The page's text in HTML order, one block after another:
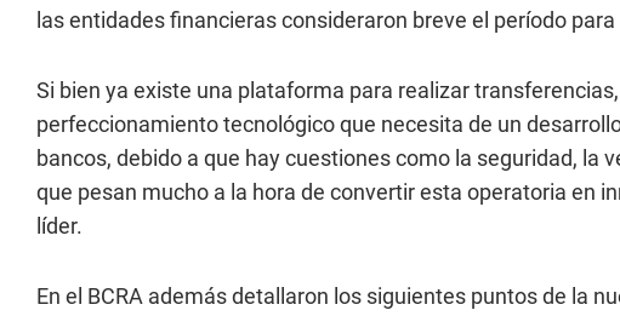
las entidades financieras consideraron breve el período
Si bien ya existe una plataforma para realizar
perfeccionamiento tecnológico que necesita de un
bancos, debido a que hay cuestiones como la seguridad, la
que pesan mucho a la hora de convertir esta operatoria en
líder.
En el BCRA además detallaron los siguientes puntos de la